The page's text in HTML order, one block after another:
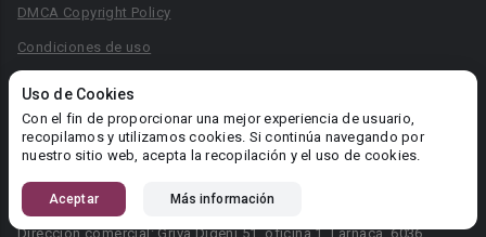
Uso de Cookies
Con el fin de proporcionar una mejor experiencia de usuario,
recopilamos y utilizamos cookies. Si continúa navegando por
nuestro sitio web, acepta la recopilación y el uso de cookies.
Aceptar Más información
DMCA Copyright Policy
Condiciones de uso
Reglas para la publicación de libros
Área RR.PP.: pr@booknet.com
© 2026 Booknet. Todos los derechos reservados.
Dirección comercial: Griva Digeni 51, oficina 1, Larnaca, 6036,